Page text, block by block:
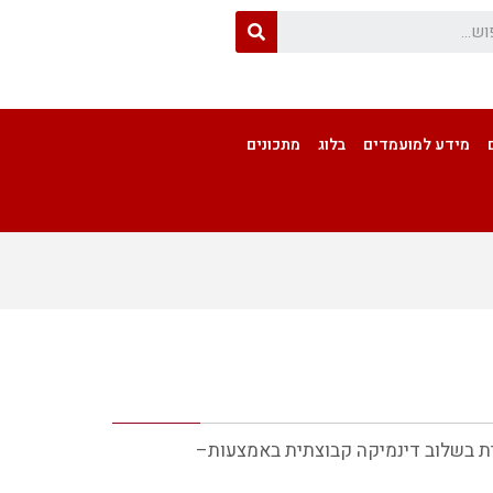
מידע למועמדים בלוג מתכונים
ראשי »מגמת מינהל » גלר דבורה